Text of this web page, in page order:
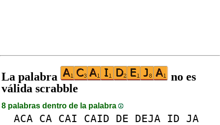
La palabra
no es
válida scrabble
8 palabras dentro de la palabra
ACA CA CAI CAID DE DEJA ID JA